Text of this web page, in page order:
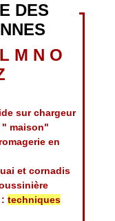
DES
L M N O
sur chargeur
" maison"
en
et cornadis
:techniques